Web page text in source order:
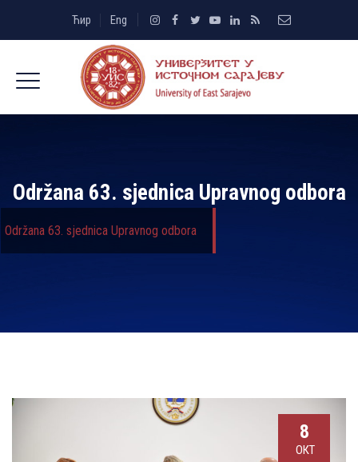
Ћир Eng
Održana 63. sjednica Upravnog odbora
Održana 63. sjednica Upravnog odbora
8
ОКТ